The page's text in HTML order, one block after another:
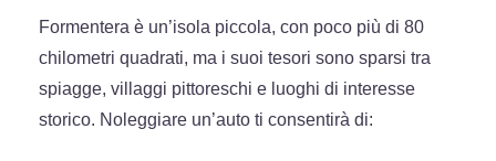
Formentera è un’isola piccola, con poco più di 80
chilometri quadrati, ma i suoi tesori sono sparsi tra
spiagge, villaggi pittoreschi e luoghi di interesse
storico. Noleggiare un’auto ti consentirà di: